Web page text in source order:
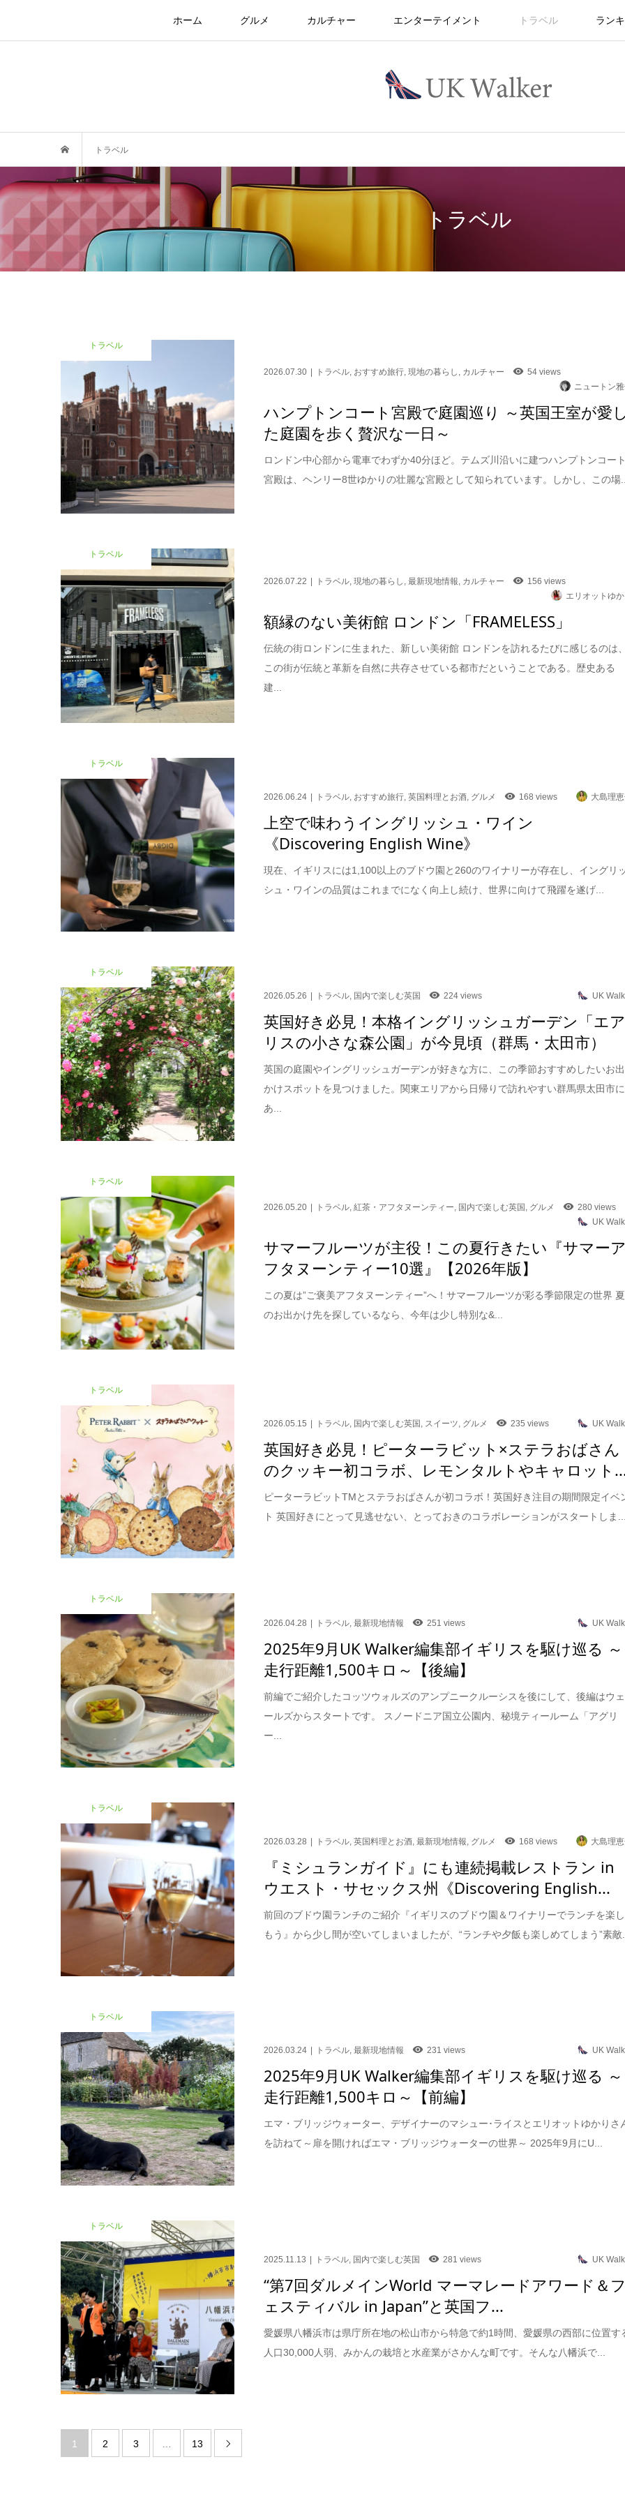
ホーム グルメ カルチャー エンターテイメント トラベル ラン
トラベル
トラベル
トラベル
2026.07.30 トラベル おすすめ旅行 ,現地の暮らし カルチャー
54 views
ニュートン
ハンプトンコート宮殿で庭園巡り ～英国王室が愛し
た庭園を歩く贅沢な一日～
ロンドン中心部から電車でわずか40分ほど。テムズ川沿いに建つハンプトンコート
宮殿は、ヘンリー8世ゆかりの壮麗な宮殿として知られています。しかし、この場...
トラベル
2026.07.22 トラベル,現地の暮らし ,最新現地情報, カルチャー
156 views
エリオットゆか
額縁のない美術館 ロンドン「FRAMELESS」
伝統の街ロンドンに生まれた、新しい美術館 ロンドンを訪れるたびに感じるのは、
この街が伝統と革新を自然に共存させている都市だということである。歴史ある
建...
トラベル
2026.06.24 トラベル, おすすめ旅行,英国料理とお酒, グルメ 168 views 大島理
上空で味わうイングリッシュ・ワイン
《Discovering English Wine》
現在、イギリスには1,100以上のブドウ園と260のワイナリーが存在し、イングリ
シュ・ワインの品質はこれまでになく向上し続け、世界に向けて飛躍を遂げ...
トラベル
2026.05.26 トラベル, 国内で楽しむ英国 224 views UK
英国好き必見！本格イングリッシュガーデン「エア
リスの小さな森公園」が今見頃（群馬・太田市）
英国の庭園やイングリッシュガーデンが好きな方に、この季節おすすめしたいお出
かけスポットを見つけました。関東エリアから日帰りで訪れやすい群馬県太田市に
あ...
トラベル
2026.05.20 トラベル,紅茶・アフタヌーンティー, 国内で楽しむ英国 , グルメ
280 views
UK
サマーフルーツが主役！この夏行きたい『サマーア
フタヌーンティー10選』【2026年版】
この夏は”ご褒美アフタヌーンティー”へ！サマーフルーツが彩る季節限定の世界 夏
のお出かけ先を探しているなら、今年は少し特別な&...
トラベル
2026.05.15 トラベル, 国内で楽しむ英国 , スイーツ, グルメ 235 views UK
英国好き必見！ピーターラビット×ステラおばさん
のクッキー初コラボ、レモンタルトやキャロット
ピーターラビットTMとステラおばさんが初コラボ！英国好き注目の期間限定イベ
ト 英国好きにとって見逃せない、とっておきのコラボレーションがスタートしま...
トラベル
2026.04.28 トラベル ,最新現地情報 251 views UK
2025年9月UK Walker編集部イギリスを駆け巡る ～
走行距離1,500キロ～【後編】
前編でご紹介したコッツウォルズのアンプニークルーシスを後にして、後編はウェ
ールズからスタートです。 スノードニア国立公園内、秘境ティールーム「アグリ
ー...
トラベル
2026.03.28 トラベル,英国料理とお酒,最新現地情報, グルメ 168 views 大島理
『ミシュランガイド』にも連続掲載レストラン in
ウエスト・サセックス州《Discovering English...
前回のブドウ園ランチのご紹介『イギリスのブドウ園＆ワイナリーでランチを楽し
もう』から少し間が空いてしまいましたが、“ランチや夕飯も楽しめてしまう”素敵...
トラベル
2026.03.24 トラベル,最新現地情報 231 views UK
2025年9月UK Walker編集部イギリスを駆け巡る ～
走行距離1,500キロ～【前編】
エマ・ブリッジウォーター、デザイナーのマシュー･ライスとエリオットゆかりさ
を訪ねて～扉を開ければエマ・ブリッジウォーターの世界～ 2025年9月にU...
トラベル
2025.11.13 トラベル 国内で楽しむ英国 281 views UK
“第7回ダルメインWorld マーマレードアワード＆フ
ェスティバル in Japan”と英国フ...
愛媛県八幡浜市は県庁所在地の松山市から特急で約1時間、愛媛県の西部に位置す
人口30,000人弱、みかんの栽培と水産業がさかんな町です。そんな八幡浜で...
1 2 3 13 